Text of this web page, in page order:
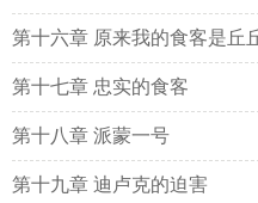
第十六章 原来我的食客是丘
第十七章 忠实的食客
第十八章 派蒙一号
第十九章 迪卢克的迫害